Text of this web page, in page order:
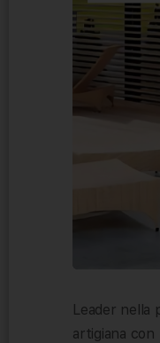
Leader nella
artigiana